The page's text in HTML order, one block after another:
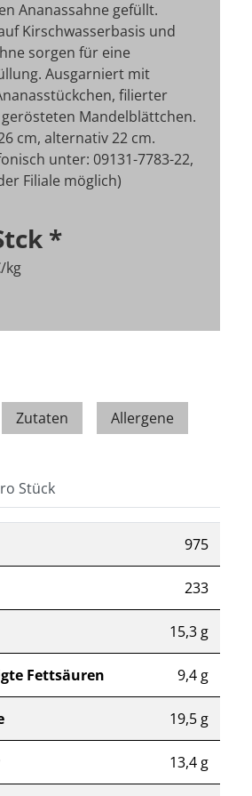
Ananassahne gefüllt.
Kirschwasserbasis und
sorgen für eine
Ausgarniert mit
filierter
Mandelblättchen.
cm, alternativ 22 cm.
unter: 09131-7783-22,
Filiale möglich)
*
kg
Zutaten Allergene
Stück
975
233
15,3 g
Fettsäuren 9,4 g
19,5 g
13,4 g